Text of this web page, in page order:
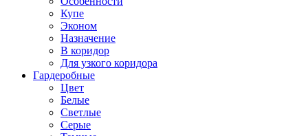
Купе
Эконом
Назначение
В коридор
Для узкого коридора
Гардеробные
Цвет
Белые
Светлые
Серые